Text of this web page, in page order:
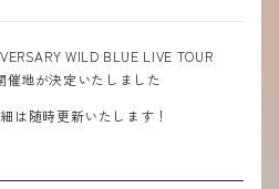
WILD BLUE LIVE TOUR
催地が決定いたしました
は随時更新いたします！